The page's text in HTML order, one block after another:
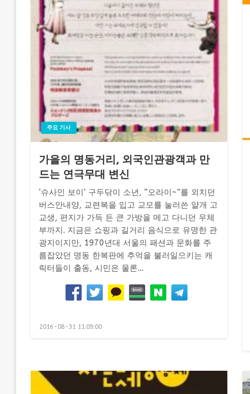
주요 기사
가을의 명동거리, 외국인관광객과 만
드는 연극무대 변신
‘슈사인 보이’ 구두닦이 소년, “오라이~”를 외치던
버스안내양, 교련복을 입고 교모를 눌러쓴 얄개 고
교생, 편지가 가득 든 큰 가방을 메고 다니던 우체
부까지. 지금은 쇼핑과 길거리 음식으로 유명한 관
광지이지만, 1970년대 서울의 패션과 문화를 주
름잡았던 명동 한복판에 추억을 불러일으키는 캐
릭터들이 출동, 시민은 물론…
Posted
2016-08-31 11:09:00